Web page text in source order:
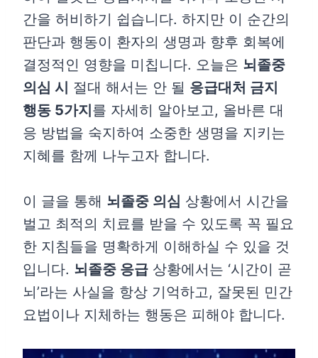
간을 허비하기 쉽습니다. 하지만 이 순간의
판단과 행동이 환자의 생명과 향후 회복에
결정적인 영향을 미칩니다. 오늘은 뇌졸중
의심 시 절대 해서는 안 될 응급대처 금지
행동 5가지를 자세히 알아보고, 올바른 대
응 방법을 숙지하여 소중한 생명을 지키는
지혜를 함께 나누고자 합니다.
이 글을 통해 뇌졸중 의심 상황에서 시간을
벌고 최적의 치료를 받을 수 있도록 꼭 필요
한 지침들을 명확하게 이해하실 수 있을 것
입니다. 뇌졸중 응급 상황에서는 ‘시간이 곧
뇌’라는 사실을 항상 기억하고, 잘못된 민간
요법이나 지체하는 행동은 피해야 합니다.